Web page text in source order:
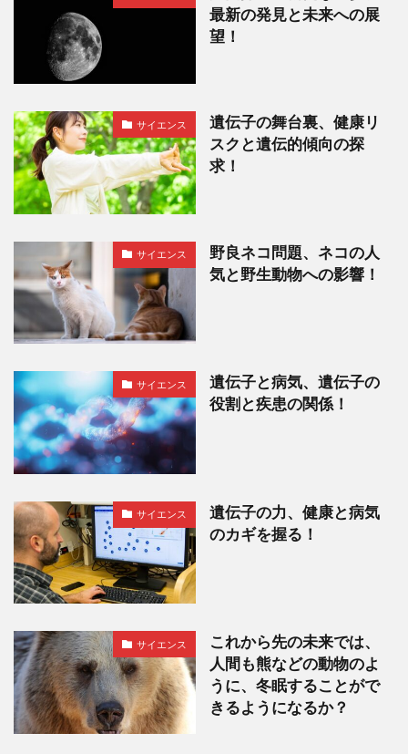
最新の発見と未来への展
望！
サイエンス
遺伝子の舞台裏、健康リ
スクと遺伝的傾向の探
求！
サイエンス
野良ネコ問題、ネコの人
気と野生動物への影響！
サイエンス
遺伝子と病気、遺伝子の
役割と疾患の関係！
サイエンス
遺伝子の力、健康と病気
のカギを握る！
サイエンス
これから先の未来では、
人間も熊などの動物のよ
うに、冬眠することがで
きるようになるか？